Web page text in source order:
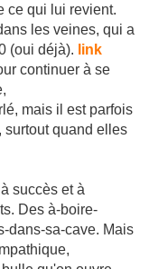
ce qui lui revient.
les veines, qui a
(oui déjà). link
continuer à se
mais il est parfois
surtout quand elles
à succès et à
Des à-boire-
dans-sa-cave. Mais